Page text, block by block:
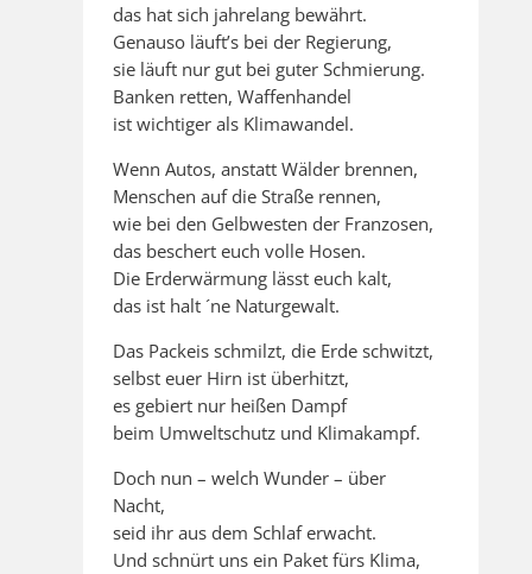
das hat sich jahrelang bewährt.
Genauso läuft’s bei der Regierung,
sie läuft nur gut bei guter Schmierung.
Banken retten, Waffenhandel
ist wichtiger als Klimawandel.
Wenn Autos, anstatt Wälder brennen,
Menschen auf die Straße rennen,
wie bei den Gelbwesten der Franzosen,
das beschert euch volle Hosen.
Die Erderwärmung lässt euch kalt,
das ist halt ´ne Naturgewalt.
Das Packeis schmilzt, die Erde schwitzt,
selbst euer Hirn ist überhitzt,
es gebiert nur heißen Dampf
beim Umweltschutz und Klimakampf.
Doch nun – welch Wunder – über
Nacht,
seid ihr aus dem Schlaf erwacht.
Und schnürt uns ein Paket fürs Klima,